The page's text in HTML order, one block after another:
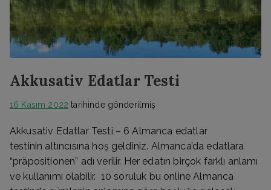
Akkusativ Edatlar Testi
16 Kasım 2022 tarihinde gönderilmiş
Akkusativ Edatlar Testi – 6 Almanca edatlar
testinin altıncısına hoş geldiniz. Almanca’da edatlara
“präpositionen” adı verilir. Her edatın birçok farklı anlamı
ve kullanımı olabilir. 10 soruluk bu online Almanca